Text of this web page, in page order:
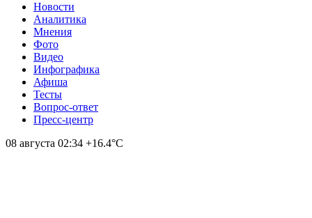
Новости
Аналитика
Мнения
Фото
Видео
Инфографика
Афиша
Тесты
Вопрос-ответ
Пресс-центр
08 августа 02:34 +16.4°С